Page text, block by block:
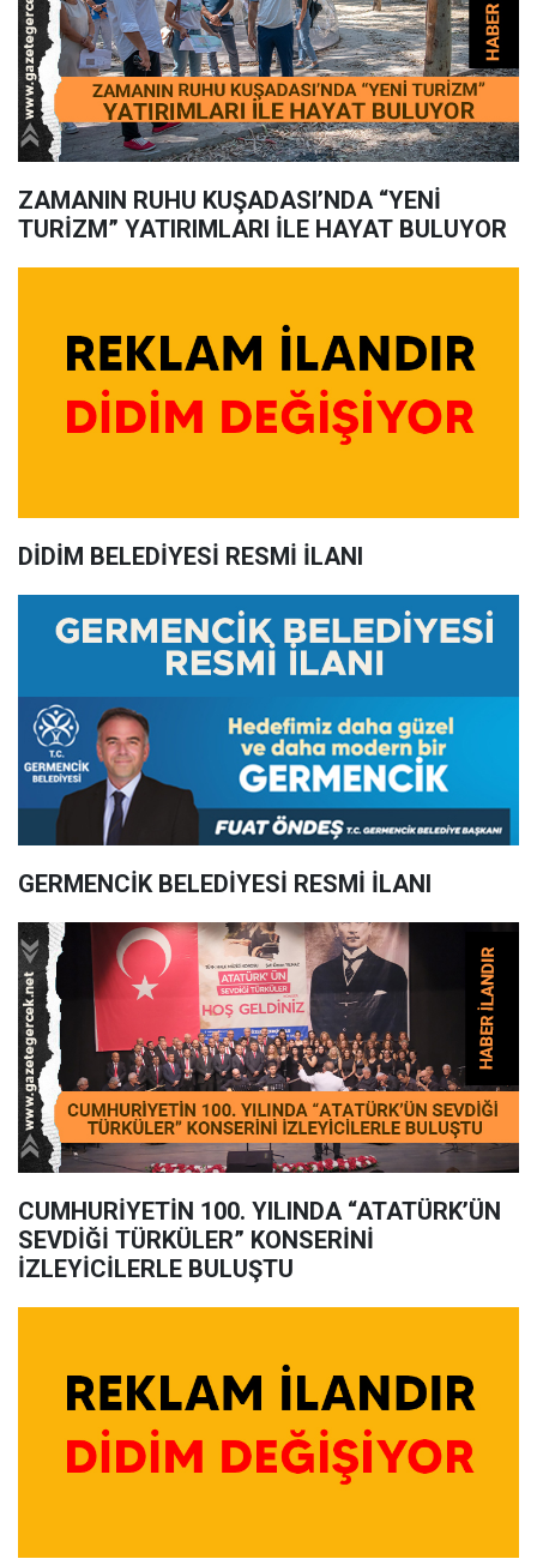
ZAMANIN RUHU KUŞADASI’NDA “YENİ
TURİZM” YATIRIMLARI İLE HAYAT BULUYOR
DİDİM BELEDİYESİ RESMİ İLANI
GERMENCİK BELEDİYESİ RESMİ İLANI
CUMHURİYETİN 100. YILINDA “ATATÜRK’ÜN
SEVDİĞİ TÜRKÜLER” KONSERİNİ
İZLEYİCİLERLE BULUŞTU